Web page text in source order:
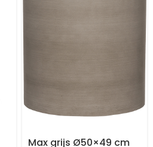
Max grijs Ø50×49 cm